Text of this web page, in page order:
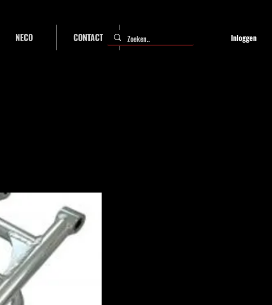
NECO CONTACT FAQ Inloggen